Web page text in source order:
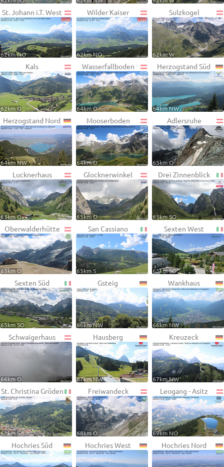
St. Johann i.T. West
62km NO
Wilder Kaiser
62km NO
Sulzkogel
62km W
Kals
62km O
Wasserfallboden
64km O
Herzogstand Süd
64km NW
Herzogstand Nord
64km NW
Mooserboden
64km O
Adlersruhe
65km O
Lucknerhaus
65km O
Glocknerwinkel
65km O
Drei Zinnenblick
65km SO
Oberwalderhütte
65km O
San Cassiano
65km S
Sexten West
65km SO
Sexten Süd
65km SO
Gsteig
66km NW
Wankhaus
66km NW
Schwaigerhaus
66km O
Hausberg
67km NW
Kreuzeck
67km NW
St. Christina Gröden
68km S
Freiwandeck
68km O
Leogang - Asitz
69km NO
Hochries Süd Hochries West Hochries Nord